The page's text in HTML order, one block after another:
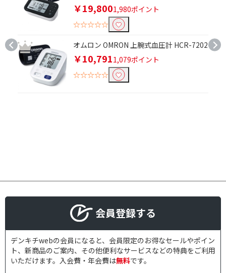
￥19,8001,980ポイント
☆☆☆☆☆
オムロン OMRON 上腕式血圧計 HCR-7202
￥10,7911,079ポイント
☆☆☆☆☆
会員登録する
デンキチwebの会員になると、会員限定のお得なセールやポイン
ト、新商品のご案内、その他便利なサービスなどの特典をご利用
いただけます。入会費・年会費は無料です。